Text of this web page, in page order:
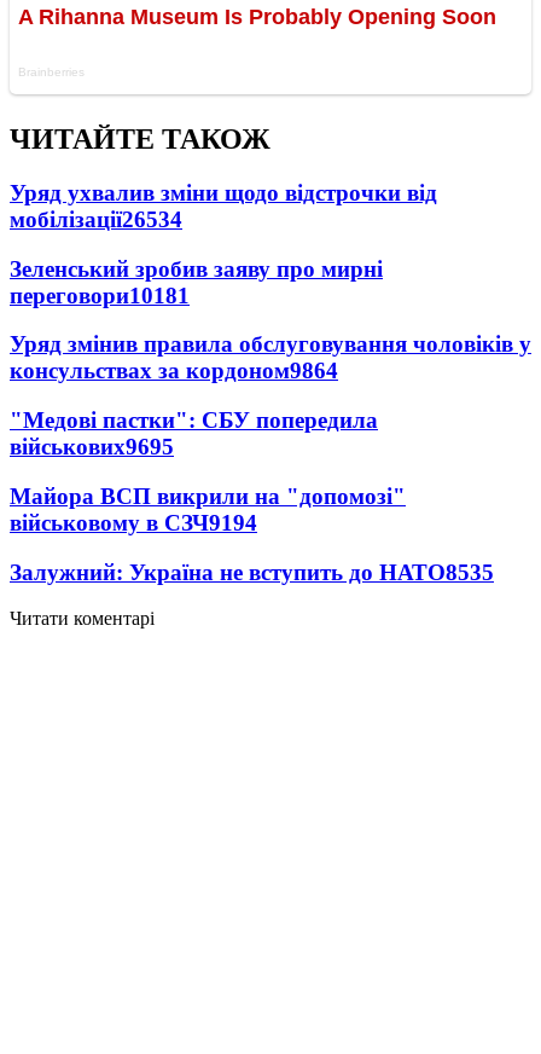
ЧИТАЙТЕ ТАКОЖ
Уряд ухвалив зміни щодо відстрочки від
мобілізації26534
Зеленський зробив заяву про мирні
переговори10181
Уряд змінив правила обслуговування чоловіків у
консульствах за кордоном9864
"Медові пастки": СБУ попередила
військових9695
Майора ВСП викрили на "допомозі"
військовому в СЗЧ9194
Залужний: Україна не вступить до НАТО8535
Читати коментарі